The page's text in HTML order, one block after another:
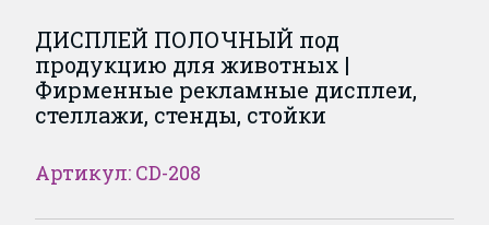
ДИСПЛЕЙ ПОЛОЧНЫЙ под
продукцию для животных |
Фирменные рекламные дисплеи,
стеллажи, стенды, стойки
Артикул: CD-208